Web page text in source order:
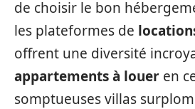
de choisir le bon
les plateformes de
offrent une diversité
appartements à louer en
somptueuses villas